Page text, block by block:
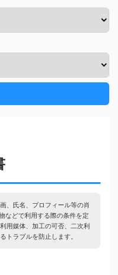
、氏名、プロフィール等の肖
などで利用する際の条件を定
用媒体、加工の可否、二次利
トラブルを防止します。